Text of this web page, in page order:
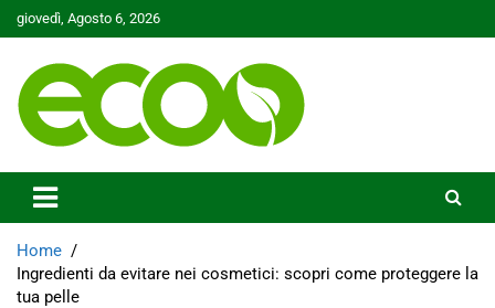
Skip
to
giovedì, Agosto 6, 2026
Ecoo.it
Home
Ingredienti da evitare nei cosmetici: scopri come proteggere la
tua pelle